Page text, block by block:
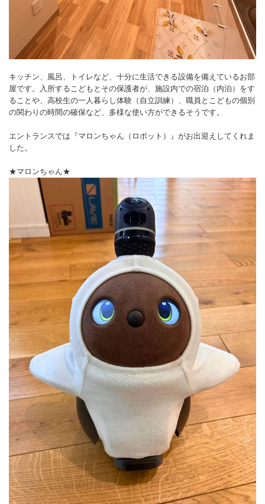
キッチン、風呂、トイレなど、十分に生活できる設備を備えているお部
屋です。入所するこどもとその保護者が、施設内での宿泊（内泊）をす
ることや、高校生の一人暮らし体験（自立訓練）、職員とこどもの個別
の関わりの時間の確保など、多様な使い方ができるそうです。
エントランスでは『マロンちゃん（ロボット）』がお出迎えしてくれま
した。
★マロンちゃん★